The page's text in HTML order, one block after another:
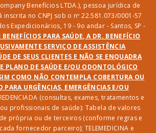
Benefícios LTDA.), pessoa jurídica de
no CNPJ sob o nº 22.581.073/0001-57
Expedicionários, 19 - 9o andar - Santos, SP -
BENEFÍCIOS PARA SAÚDE, A DR. BENEFÍCIO
SERVIÇO DE ASSISTÊNCIA
DE SEUS CLIENTES E NÃO SE ENQUADRA
PLANO DE SAÚDE E/OU ODONTOLÓGICO
COMO NÃO CONTEMPLA COBERTURA OU
PARA URGÊNCIAS, EMERGÊNCIAS E/OU
(consultas, exames, tratamentos e
profissionais de saúde): Tabela de valores
própria ou de terceiros (conforme regras e
fornecedor parceiro); TELEMEDICINA e